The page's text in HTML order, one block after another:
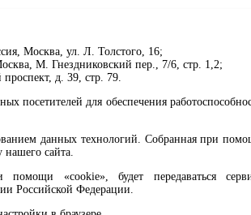
Москва, ул. Л. Толстого, 16;
М. Гнездниковский пер., 7/6, стр. 1,2;
д. 39, стр. 79.
посетителей для обеспечения
данных технологий. Собранная при
сайта.
«cookie», будет передаваться
Российской Федерации.